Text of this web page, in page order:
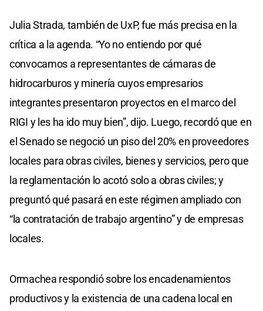
Julia Strada, también de UxP, fue más precisa en la
crítica a la agenda. “Yo no entiendo por qué
convocamos a representantes de cámaras de
hidrocarburos y minería cuyos empresarios
integrantes presentaron proyectos en el marco del
RIGI y les ha ido muy bien”, dijo. Luego, recordó que en
el Senado se negoció un piso del 20% en proveedores
locales para obras civiles, bienes y servicios, pero que
la reglamentación lo acotó solo a obras civiles; y
preguntó qué pasará en este régimen ampliado con
“la contratación de trabajo argentino” y de empresas
locales.
Ormachea respondió sobre los encadenamientos
productivos y la existencia de una cadena local en